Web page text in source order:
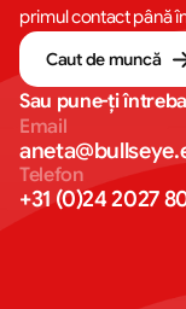
primul contact până
Caut de muncă
Sau pune-ți
Email
Telefon
+31 (0)24 2027